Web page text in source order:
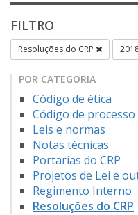
FILTRO
Resoluções do CRP
POR CATEGORIA
Código de ética
Código de
Leis e normas
Notas técnicas
Portarias do CRP
Projetos de Lei e
Regimento Interno
Resoluções do CRP